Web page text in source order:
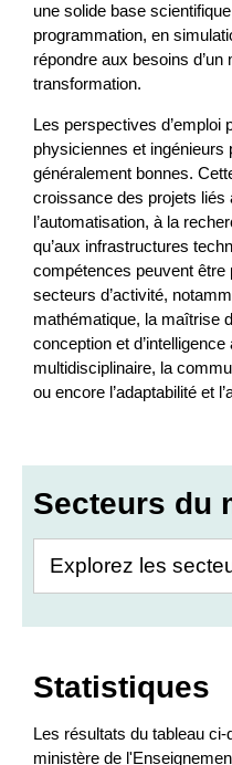
une solide base
programmation, en
répondre aux besoins d’un
transformation.
Les perspectives d’emploi
physiciennes et
généralement bonnes.
croissance des projets liés
l’automatisation, à la
qu’aux infrastructures
compétences peuvent être
secteurs d’activité,
mathématique, la maîtrise
conception et
multidisciplinaire, la
ou encore l’adaptabilité et
Secteurs du
Statistiques
Les résultats du tableau
ministère de